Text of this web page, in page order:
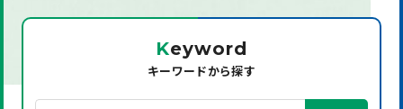
Keyword
キーワードから探す